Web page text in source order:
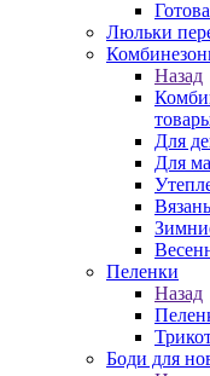
Люльки
Назад
Для
Для
Пеленки
Назад
Боди для